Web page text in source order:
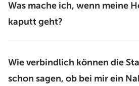
Was mache ich, wenn meine
kaputt geht?
Wie verbindlich können die
schon sagen, ob bei mir ein